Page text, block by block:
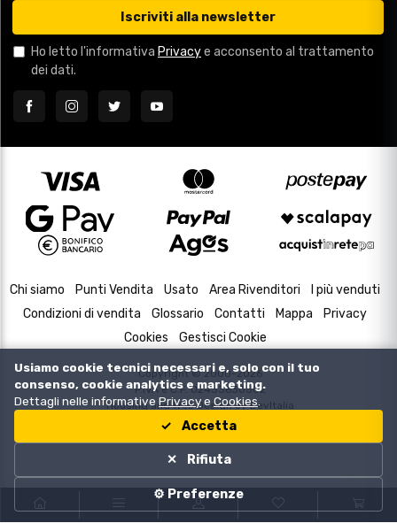
Iscriviti alla newsletter
Ho letto l'informativa Privacye acconsento al trattamento
dei dati.
Chi siamo Punti Vendita Usato Area Rivenditori
I più venduti
Condizioni di vendita
Glossario Contatti Mappa
Privacy
Cookies
Gestisci Cookie
Copyright © 2000-2026
P.IVA e C.F. 02433630502
Housing and Web Design byDevItalia
Usiamo cookie tecnici necessari e, solo con il tuo
consenso, cookie analytics e marketing.
Dettagli nelle informativePrivacye Cookies
Accetta
Rifiuta
⚙️ Preferenze